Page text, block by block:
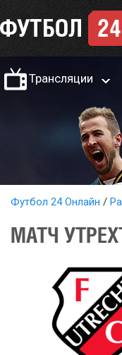
Трансляции
Футбол 24 Онлайн
МАТЧ